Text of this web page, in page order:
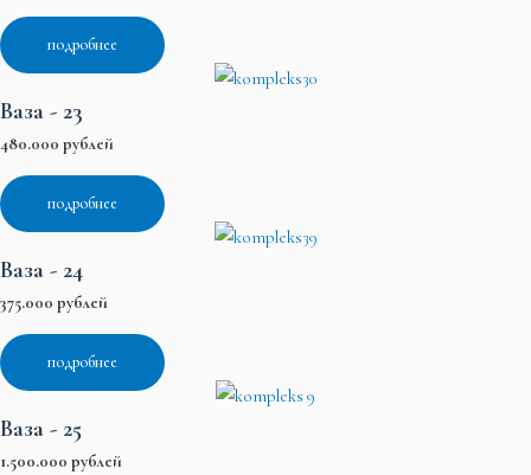
подробнее
Ваза - 23
480.000 рублей
подробнее
Ваза - 24
375.000 рублей
подробнее
Ваза - 25
1.500.000 рублей